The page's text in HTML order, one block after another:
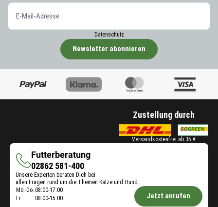
Datenschutz
Newsletter abonnieren
Zustellung durch
Versandkostenfrei ab 35 €
Futterberatung
Futterberatung
02862 581-400
Unsere Experten beraten Dich bei
allen Fragen rund um die Themen Katze und Hund.
Öffnungszeiten
Futterberatung:
Mo.-Do. 08:00-17:00
Fr.
08:00-15:00 Jetzt anrufen